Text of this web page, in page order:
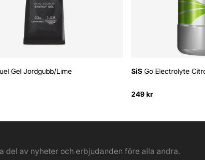
Gel Jordgubb/Lime SiS Go Electrolyte
249 kr
del av nyheter och erbjudanden före alla andra.